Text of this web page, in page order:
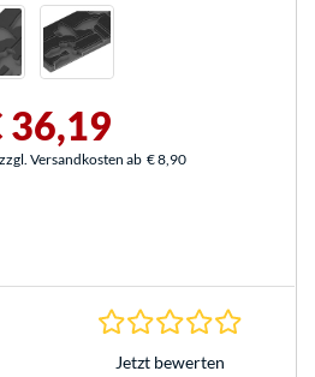
36,19
Versandkosten ab € 8,90
Jetzt bewerten